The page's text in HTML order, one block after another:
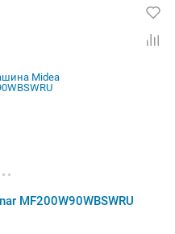
MF200W90WBSWRU